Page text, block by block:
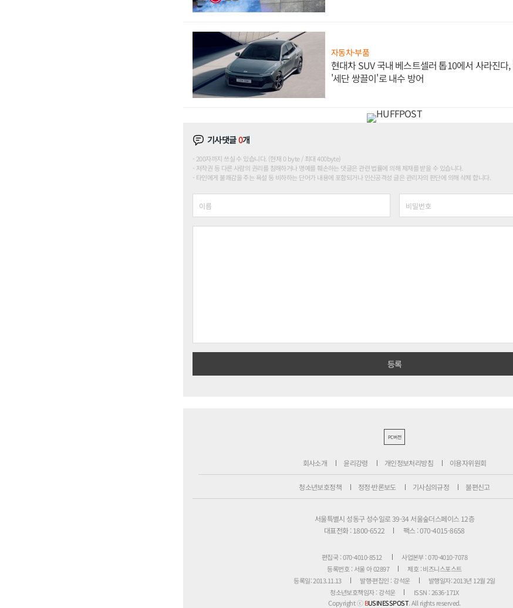
자동차·부품
현대차 SUV 국내 베스트셀러 톱10에서 사라진다
'세단 쌍끌이'로 내수 방어
기사댓글0개
200자까지 쓰실 수 있습니다. (현재 0 byte / 최대 400byte)
저작권 등 다른 사람의 권리를 침해하거나 명예를 훼손하는 댓글은 관련 법률에 의해 제재를 받을 수 있습니다.
타인에게 불쾌감을 주는 욕설 등 비하하는 단어가 내용에 포함되거나 인신공격성 글은 관리자의 판단에 의해 삭제 합니다.
PC버전
회사소개 윤리강령 개인정보처리방침 이용자위원회
청소년보호정책 정정·반론보도 기사심의규정 불편신고
서울특별시 성동구 성수일로 39-34 서울숲더스페이스 12층
대표전화 : 1800-6522
팩스 : 070-4015-8658
편집국 : 070-4010-8512
사업본부 : 070-4010-7078
등록번호 : 서울 아 02897
제호 : 비즈니스포스트
등록일: 2013.11.13
발행·편집인 : 강석운
발행일자: 2013년 12월 2일
청소년보호책임자 : 강석운
ISSN : 2636-171X
Copyright ⓒBUSINESSPOST. All rights reserved.